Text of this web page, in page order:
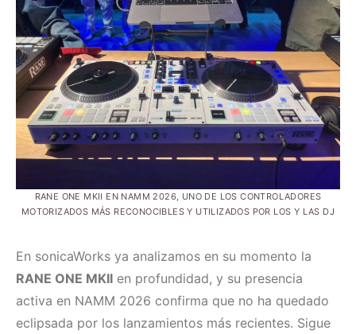
RANE ONE MKII EN NAMM 2026, UNO DE LOS CONTROLADORES
MOTORIZADOS MÁS RECONOCIBLES Y UTILIZADOS POR LOS Y LAS DJ
En sonicaWorks ya analizamos en su momento la
RANE ONE MKII en profundidad, y su presencia
activa en NAMM 2026 confirma que no ha quedado
eclipsada por los lanzamientos más recientes. Sigue